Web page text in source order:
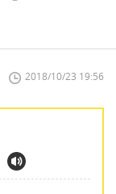
2018/10/23 19:56